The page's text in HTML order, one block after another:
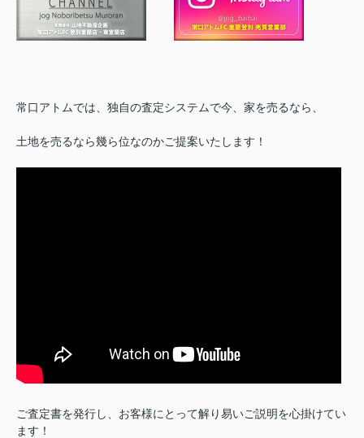
常口アトムでは、独自の査定システムで今、家を売るなら、
土地を売るなら幾ら位なのかご提案いたします！
ご査定書を発行し、お客様にとって解り易いご説明を心掛けてい
ます！